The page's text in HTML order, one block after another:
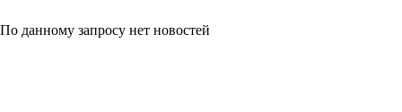
По данному запросу нет новостей